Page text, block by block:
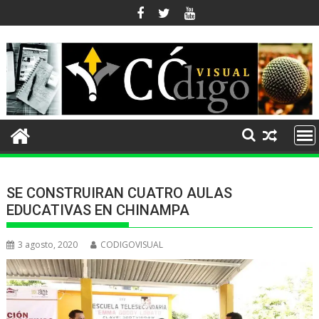
al
contenido
SE CONSTRUIRAN CUATRO AULAS
EDUCATIVAS EN CHINAMPA
3 agosto, 2020 CODIGOVISUAL